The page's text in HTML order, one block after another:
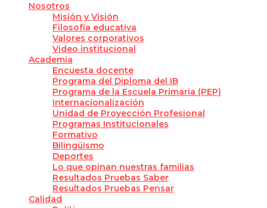
Nosotros
Misión y Visión
Filosofía educativa
Valores corporativos
Video institucional
Academia
Encuesta docente
Programa del Diploma del IB
Programa de la Escuela Primaria (PEP)
Internacionalización
Unidad de Proyección Profesional
Programas Institucionales
Formativo
Bilingüismo
Deportes
Lo que opinan nuestras familias
Resultados Pruebas Saber
Resultados Pruebas Pensar
Calidad